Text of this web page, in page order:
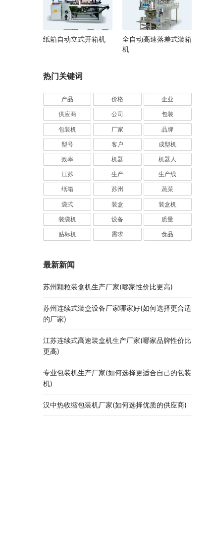
纸箱自动立式开箱机
全自动高速落差式装箱
机
热门关键词
产品 价格 企业
供应商 公司 包装
包装机 厂家 品牌
型号 客户 成型机
效率 机器 机器人
江苏 生产 生产线
纸箱 苏州 蔬菜
袋式 装盒 装盒机
装袋机 设备 质量
贴标机 需求 食品
最新新闻
苏州颗粒装盒机生产厂家(哪家性价比更高)
苏州连续式装盒设备厂家哪家好(如何选择更合适
的厂家)
江苏连续式高速装盒机生产厂家(哪家品牌性价比
更高)
专业包装机生产厂家(如何选择更适合自己的包装
机)
汉中热收缩包装机厂家(如何选择优质的供应商)